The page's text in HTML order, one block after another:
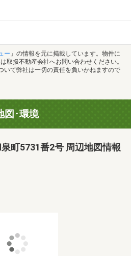
ー 」の情報を元に掲載しています。物件に
取扱不動産会社へお問い合わせください。
いて弊社は一切の責任を負いかねますので
図･環境
町5731番2号 周辺地図情報